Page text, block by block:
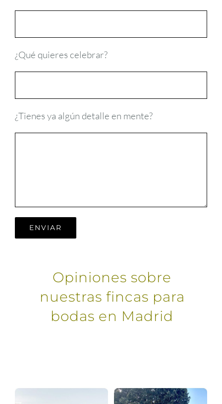
¿Qué quieres celebrar?
¿Tienes ya algún detalle en mente?
Opiniones sobre
nuestras fincas para
bodas en Madrid